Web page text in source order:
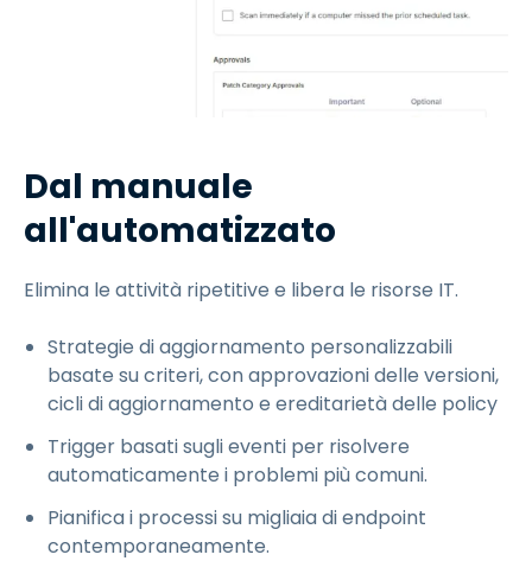
Dal manuale
all'automatizzato
Elimina le attività ripetitive e libera le risorse IT.
Strategie di aggiornamento personalizzabili
basate su criteri, con approvazioni delle versioni,
cicli di aggiornamento e ereditarietà delle policy
Trigger basati sugli eventi per risolvere
automaticamente i problemi più comuni.
Pianifica i processi su migliaia di endpoint
contemporaneamente.